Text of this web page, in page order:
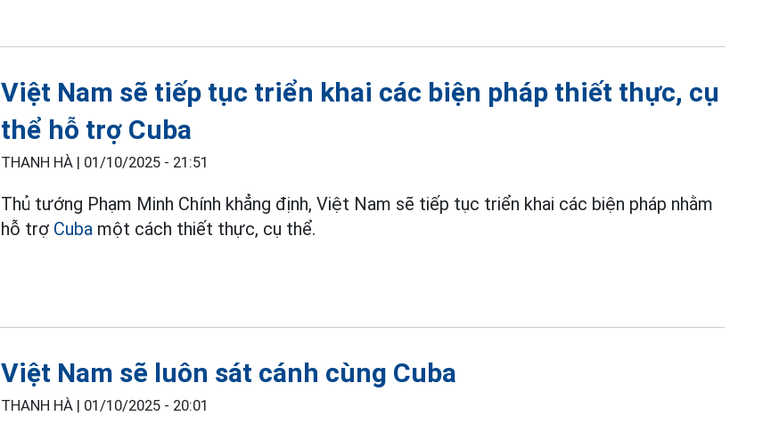
Việt Nam sẽ tiếp tục triển khai các biện pháp thiết thực, cụ
thể hỗ trợ Cuba
THANH HÀ | 01/10/2025 - 21:51
Thủ tướng Phạm Minh Chính khẳng định, Việt Nam sẽ tiếp tục triển khai các biện pháp nhằm
hỗ trợ Cuba một cách thiết thực, cụ thể.
Việt Nam sẽ luôn sát cánh cùng Cuba
THANH HÀ | 01/10/2025 - 20:01